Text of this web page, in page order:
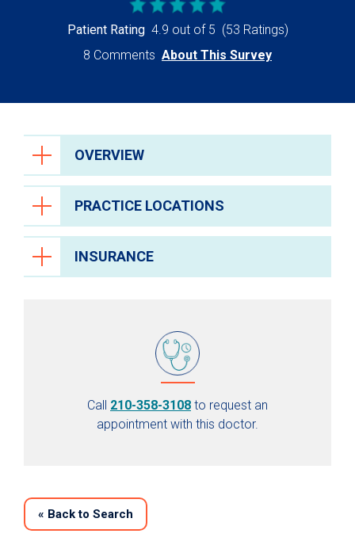
Patient Rating 4.9 out of 5 (53 Ratings)
8 Comments About This Survey
OVERVIEW
PRACTICE LOCATIONS
INSURANCE
Call 210-358-3108 to request an
appointment with this doctor.
« Back to Search